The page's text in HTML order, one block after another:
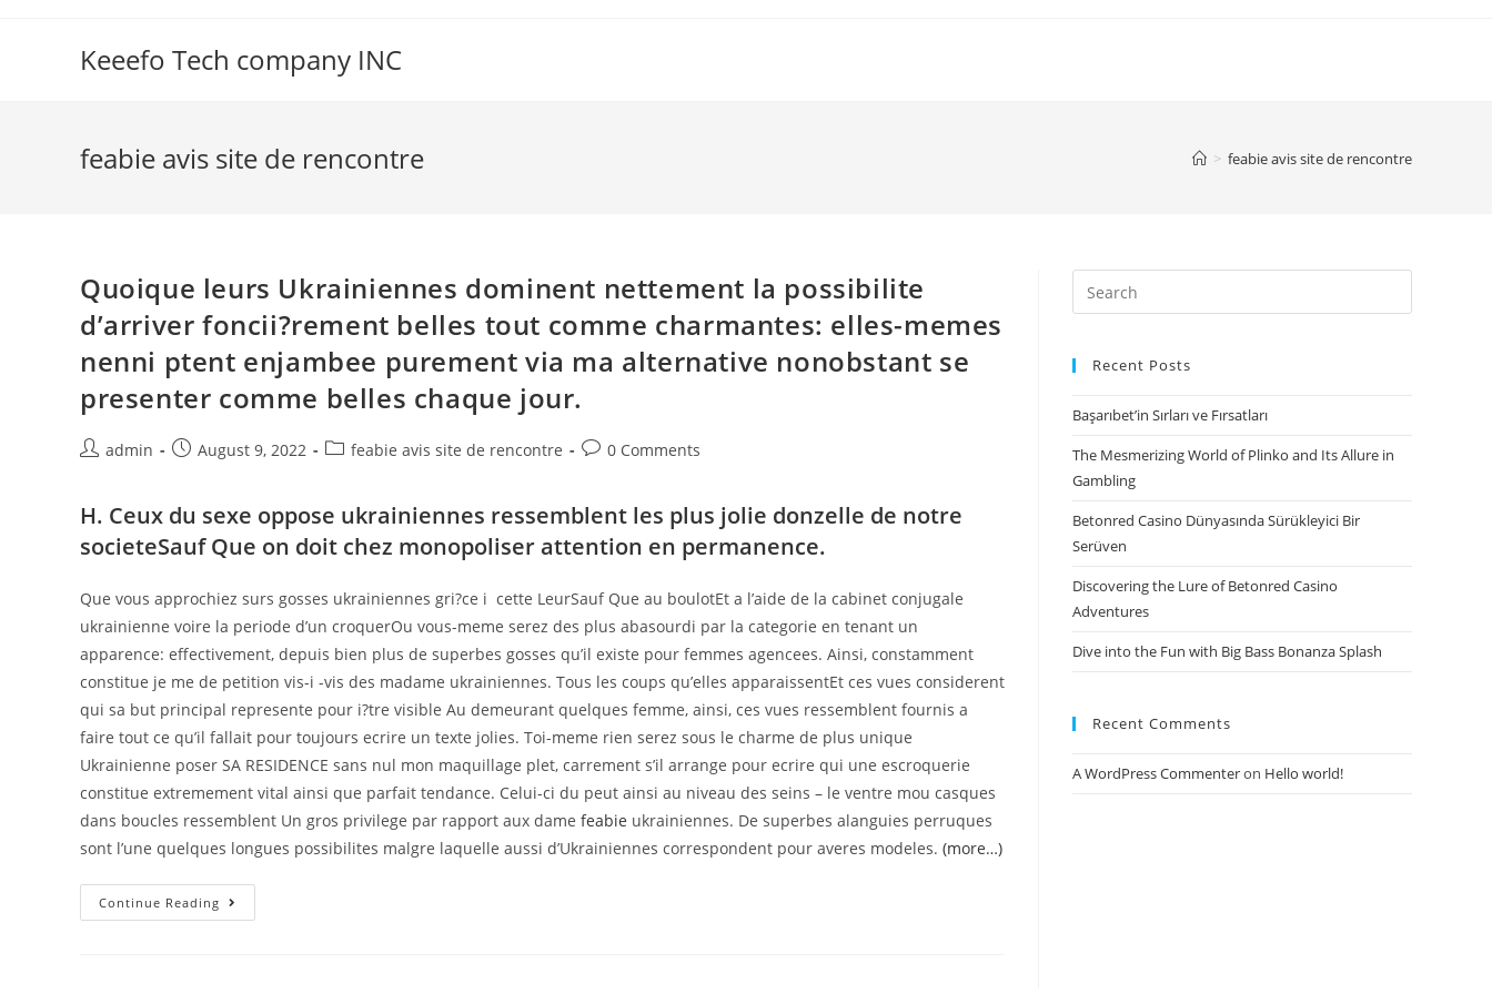
Keeefo Tech company INC
feabie avis site de rencontre > feabie avis site de rencontre
Quoique leurs Ukrainiennes dominent nettement la possibilite
d’arriver foncii?rement belles tout comme charmantes: elles-memes
nenni ptent enjambee purement via ma alternative nonobstant se
presenter comme belles chaque jour.
Postadmin
PostAugust 9, 2022
Postfeabie avis site de rencontre
Post0 Comments
H. Ceux du sexe oppose ukrainiennes ressemblent les plus jolie donzelle de notre
societeSauf Que on doit chez monopoliser attention en permanence.
Que vous approchiez surs gosses ukrainiennes gri?ce i cette LeurSauf Que au boulotEt a l’aide de la cabinet conjugale
ukrainienne voire la periode d’un croquerOu vous-meme serez des plus abasourdi par la categorie en tenant un
apparence: effectivement, depuis bien plus de superbes gosses qu’il existe pour femmes agencees. Ainsi, constamment
constitue je me de petition vis-i -vis des madame ukrainiennes. Tous les coups qu’elles apparaissentEt ces vues considerent
qui sa but principal represente pour i?tre visible Au demeurant quelques femme, ainsi, ces vues ressemblent fournis a
faire tout ce qu’il fallait pour toujours ecrire un texte jolies. Toi-meme rien serez sous le charme de plus unique
Ukrainienne poser SA RESIDENCE sans nul mon maquillage plet, carrement s’il arrange pour ecrire qui une escroquerie
constitue extremement vital ainsi que parfait tendance. Celui-ci du peut ainsi au niveau des seins – le ventre mou casques
dans boucles ressemblent Un gros privilege par rapport aux dame feabie ukrainiennes. De superbes alanguies perruques
sont l’une quelques longues possibilites malgre laquelle aussi d’Ukrainiennes correspondent pour averes modeles. (more…)
Continue Reading
leurs
Search
for:
Recent Posts
Başarıbet’in Sırları ve Fırsatları
The Mesmerizing World of Plinko and Its Allure in
Gambling
Betonred Casino Dünyasında Sürükleyici Bir
Serüven
Discovering the Lure of Betonred Casino
Adventures
Dive into the Fun with Big Bass Bonanza Splash
Recent Comments
A WordPress Commenteron Hello world!